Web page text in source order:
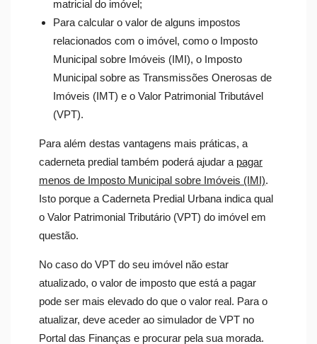
matricial do imóvel;
Para calcular o valor de alguns impostos
relacionados com o imóvel, como o Imposto
Municipal sobre Imóveis (IMI), o Imposto
Municipal sobre as Transmissões Onerosas de
Imóveis (IMT) e o Valor Patrimonial Tributável
(VPT).
Para além destas vantagens mais práticas, a
caderneta predial também poderá ajudar a pagar
menos de Imposto Municipal sobre Imóveis (IMI).
Isto porque a Caderneta Predial Urbana indica qual
o Valor Patrimonial Tributário (VPT) do imóvel em
questão.
No caso do VPT do seu imóvel não estar
atualizado, o valor de imposto que está a pagar
pode ser mais elevado do que o valor real. Para o
atualizar, deve aceder ao simulador de VPT no
Portal das Finanças e procurar pela sua morada.